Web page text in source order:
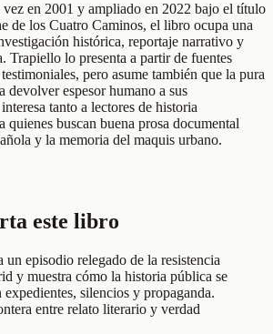
en 2001 y ampliado en 2022 bajo el título
de los Cuatro Caminos, el libro ocupa una
histórica, reportaje narrativo y
Trapiello lo presenta a partir de fuentes
pero asume también que la pura
devolver espesor humano a sus
tanto a lectores de historia
quienes buscan buena prosa documental
y la memoria del maquis urbano.
este libro
un episodio relegado de la resistencia
y muestra cómo la historia pública se
silencios y propaganda.
entre relato literario y verdad